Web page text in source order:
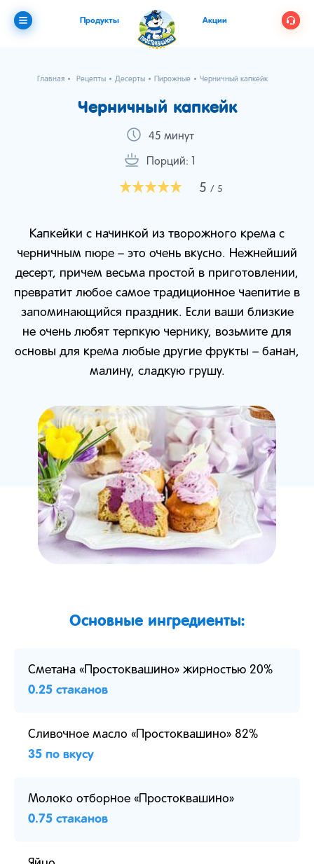
Продукты Акции
Главная Рецепты Десерты Пирожные Черничный капкейк
Черничный капкейк
45 минут
Порций: 1
5 / 5
Капкейки с начинкой из творожного крема с
черничным пюре – это очень вкусно. Нежнейший
десерт, причем весьма простой в приготовлении,
превратит любое самое традиционное чаепитие в
запоминающийся праздник. Если ваши близкие
не очень любят терпкую чернику, возьмите для
основы для крема любые другие фрукты – банан,
малину, сладкую грушу.
Основные ингредиенты:
Сметана «Простоквашино» жирностью 20%
0.25 стаканов
Сливочное масло «Простоквашино» 82%
35 по вкусу
Молоко отборное «Простоквашино»
0.75 стаканов